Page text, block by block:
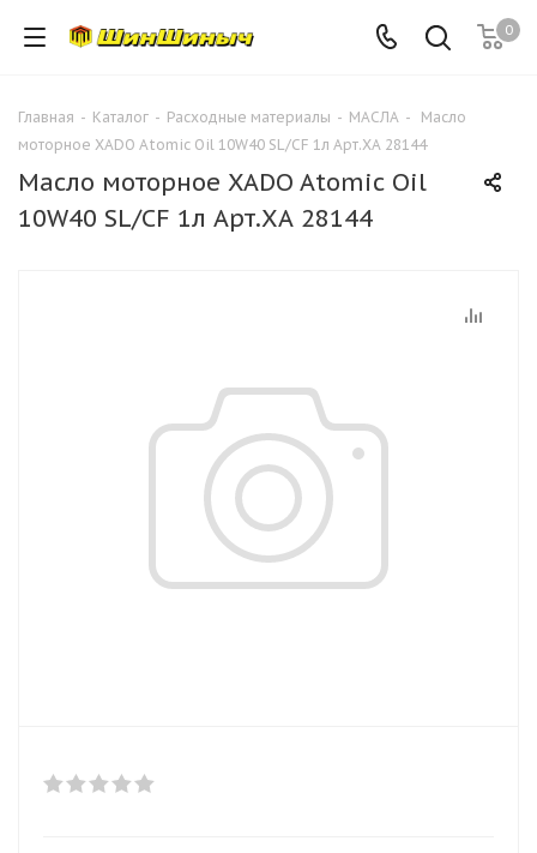
0
Главная - Каталог - Расходные материалы - МАСЛА -
Масло
моторное XADO Atomic Oil 10W40 SL/CF 1л Арт.ХА 28144
Масло моторное XADO Atomic Oil
10W40 SL/CF 1л Арт.ХА 28144